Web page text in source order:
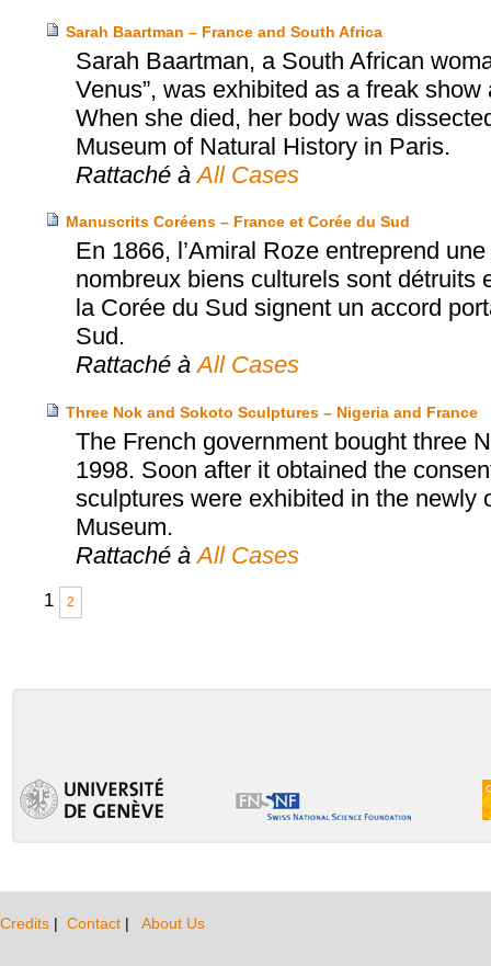
Sarah Baartman – France and South Africa
Sarah Baartman, a South African
Venus”, was exhibited as a freak
When she died, her body was
Museum of Natural History in Paris.
Rattaché à All Cases
Manuscrits Coréens – France et Corée du Sud
En 1866, l’Amiral Roze entreprend
nombreux biens culturels sont détruits
la Corée du Sud signent un accord
Sud.
Rattaché à All Cases
Three Nok and Sokoto Sculptures – Nigeria and France
The French government bought three
1998. Soon after it obtained the
sculptures were exhibited in the
Museum.
Rattaché à All Cases
1 2
Credits | Contact | About Us